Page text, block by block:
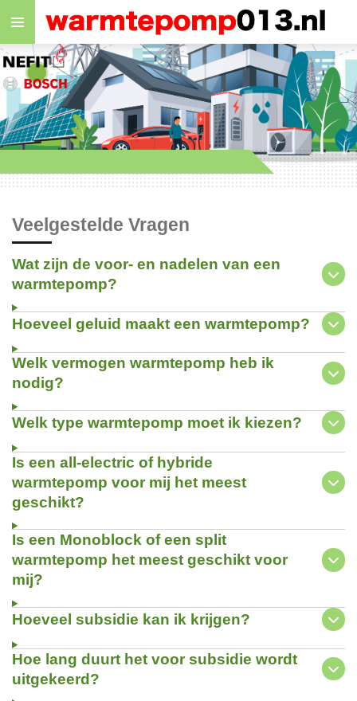
Ga
de
hoofdinhoud
Veelgestelde Vragen
Wat zijn de voor- en nadelen van een
warmtepomp?
Hoeveel geluid maakt een warmtepomp?
Welk vermogen warmtepomp heb ik
nodig?
Welk type warmtepomp moet ik kiezen?
Is een all-electric of hybride
warmtepomp voor mij het meest
geschikt?
Is een Monoblock of een split
warmtepomp het meest geschikt voor
mij?
Hoeveel subsidie kan ik krijgen?
Hoe lang duurt het voor subsidie wordt
uitgekeerd?